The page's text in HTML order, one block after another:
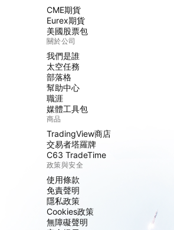
CME期貨
Eurex期貨
美國股票包
關於公司
我們是誰
太空任務
部落格
幫助中心
職涯
媒體工具包
商品
TradingView商店
交易者塔羅牌
C63 TradeTime
政策與安全
使用條款
免責聲明
隱私政策
Cookies政策
無障礙聲明